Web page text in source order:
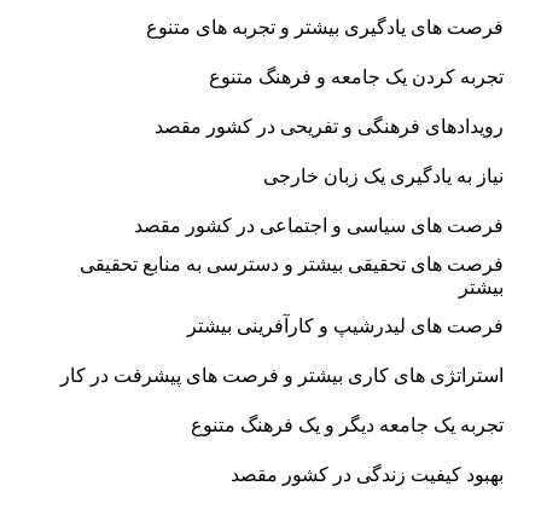
فرصت های یادگیری بیشتر و تجربه های متنوع
تجربه کردن یک جامعه و فرهنگ متنوع
رویدادهای فرهنگی و تفریحی در کشور مقصد
نیاز به یادگیری یک زبان خارجی
فرصت های سیاسی و اجتماعی در کشور مقصد
فرصت های تحقیقی بیشتر و دسترسی به منابع تحقیقی
بیشتر
فرصت های لیدرشیپ و کارآفرینی بیشتر
استراتژی های کاری بیشتر و فرصت های پیشرفت در کار
تجربه یک جامعه دیگر و یک فرهنگ متنوع
بهبود کیفیت زندگی در کشور مقصد